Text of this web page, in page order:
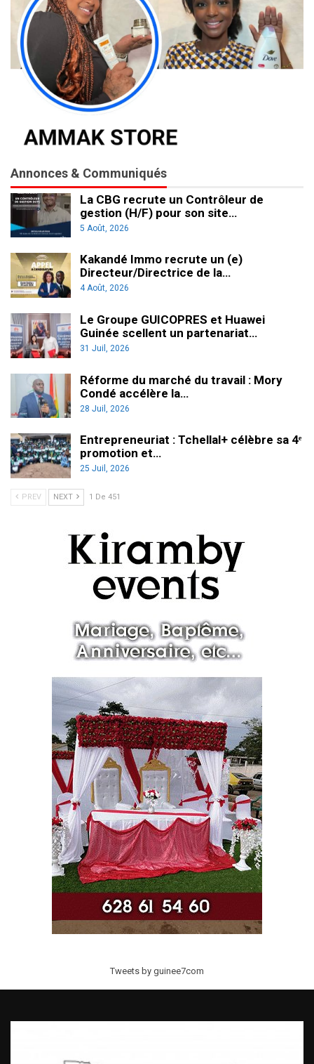
Annonces & Communiqués
La CBG recrute un Contrôleur de
gestion (H/F) pour son site…
5 Août, 2026
Kakandé Immo recrute un (e)
Directeur/Directrice de la…
4 Août, 2026
Le Groupe GUICOPRES et Huawei
Guinée scellent un partenariat…
31 Juil, 2026
Réforme du marché du travail : Mory
Condé accélère la…
28 Juil, 2026
Entrepreneuriat : Tchellal+ célèbre sa 4ᵉ
promotion et…
25 Juil, 2026
PREV NEXT 1 De 451
Tweets by guinee7com